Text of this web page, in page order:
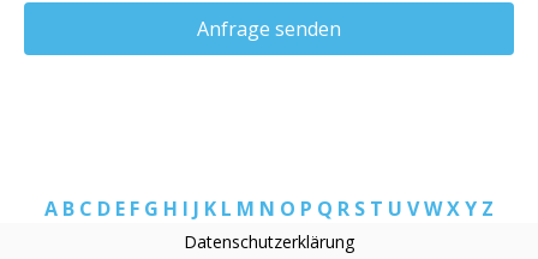
Anfrage senden
A B C D E F G H I J K L M N O P Q R S T U VWXY Z
Datenschutzerklärung